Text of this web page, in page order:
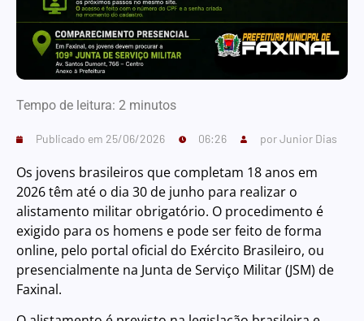
Tempo de leitura: 2 minutos
Publicado em 25/06/2026 06:26 porJunior Dias
Os jovens brasileiros que completam 18 anos em
2026 têm até o dia 30 de junho para realizar o
alistamento militar obrigatório. O procedimento é
exigido para os homens e pode ser feito de forma
online, pelo portal oficial do Exército Brasileiro, ou
presencialmente na Junta de Serviço Militar (JSM) de
Faxinal.